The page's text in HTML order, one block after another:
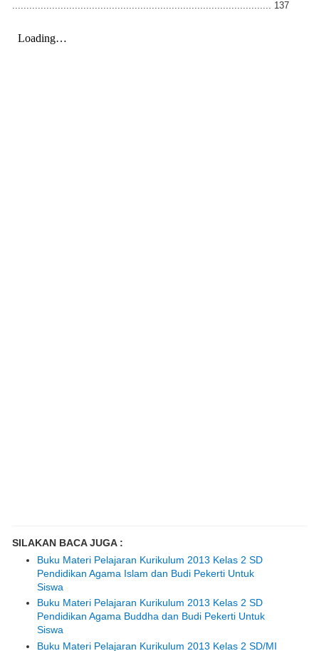
........................................................................................... 137
SILAKAN BACA JUGA :
Buku Materi Pelajaran Kurikulum 2013 Kelas 2 SD
Pendidikan Agama Islam dan Budi Pekerti Untuk
Siswa
Buku Materi Pelajaran Kurikulum 2013 Kelas 2 SD
Pendidikan Agama Buddha dan Budi Pekerti Untuk
Siswa
Buku Materi Pelajaran Kurikulum 2013 Kelas 2 SD/MI